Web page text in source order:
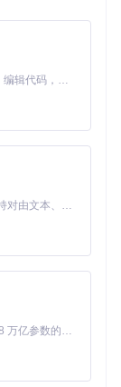
程
Claude Code 的开源替代方案。连接任意大模型，编辑代码，运行命令，自动验证 — 全自动执行。用 Rust 构建，极致性能。 ｜ An open-source alternative to Claude Code. Connect any LLM, edit code, run commands, and verify changes — autonomously. Built in Rust for speed. Get Started
MiniMax H3 是一个通用的全模态生成系统。它支持对由文本、图像、视频和音频组成的多模态上下文进行统一理解，并能生成分辨率高达 2K、时长可达 15 秒的带原生立体声音频的视频。得益于面向任务泛化的系统设计，H3 在预训练阶段就已具备广泛的多模态上下文理解与生成能力，能够出色地执行复杂的多模态指令。
Kimi K3 是Kimi能力最强的模型：这是一个拥有 2.8 万亿参数的混合专家（MoE）模型，具备原生视觉理解能力，并支持 100 万 token 的上下文窗口。